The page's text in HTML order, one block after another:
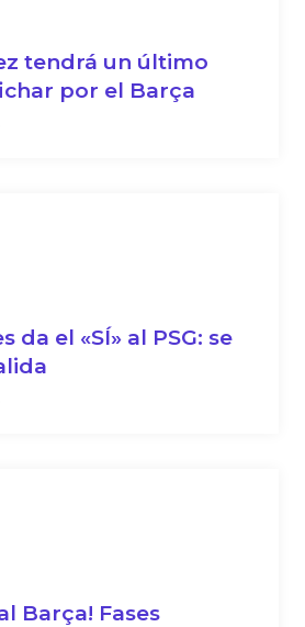
tendrá un último
por el Barça
da el «SÍ» al PSG: se
Barça! Fases